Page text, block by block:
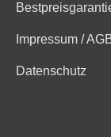
Impressum /
Datenschutz